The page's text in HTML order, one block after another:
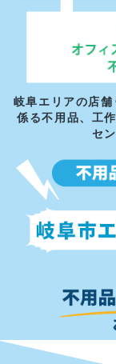
岐阜エリアの店
係る不用品、 工
セ